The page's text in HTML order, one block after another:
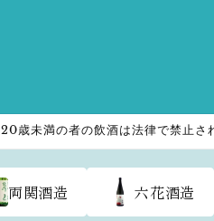
20歳未満の者の飲酒は法律で禁止さ
両関酒造 六花酒造